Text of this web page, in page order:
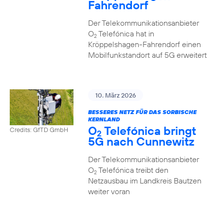
Fahrendorf
Der Telekommunikationsanbieter
O2Telefónica hat in
Kröppelshagen-Fahrendorf einen
Mobilfunkstandort auf 5G erweitert
Credits: GfTD GmbH
10. März 2026
BESSERES NETZ FÜR DAS SORBISCHE
KERNLAND
O2 Telefónica bringt
5G nach Cunnewitz
Der Telekommunikationsanbieter
O2Telefónica treibt den
Netzausbau im Landkreis Bautzen
weiter voran